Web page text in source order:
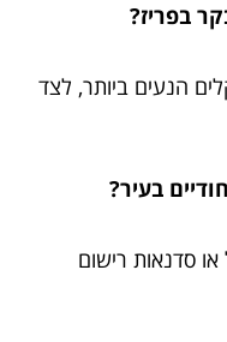
בפריז?
הנעים ביותר, לצד
בעיר?
סדנאות רישום